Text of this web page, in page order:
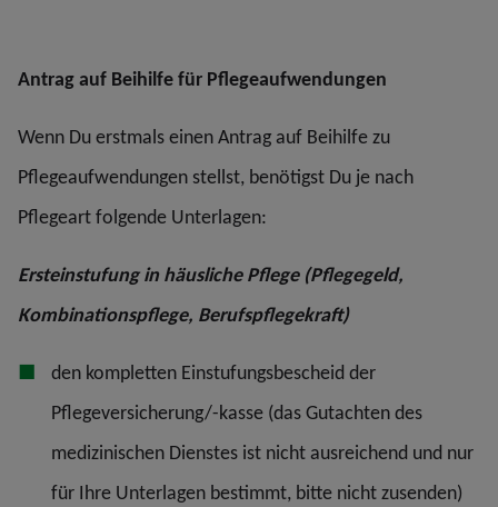
Antrag auf Beihilfe für Pflegeaufwendungen
Wenn Du erstmals einen Antrag auf Beihilfe zu
Pflegeaufwendungen stellst, benötigst Du je nach
Pflegeart folgende Unterlagen:
Ersteinstufung in häusliche Pflege (Pflegegeld,
Kombinationspflege, Berufspflegekraft)
den kompletten Einstufungsbescheid der
Pflegeversicherung/-kasse (das Gutachten des
medizinischen Dienstes ist nicht ausreichend und nur
für Ihre Unterlagen bestimmt, bitte nicht zusenden)